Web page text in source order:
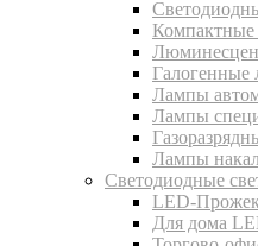
Галогенные
Лампы
Лампы
Лампы
Светодиодные
LED-
Для дома